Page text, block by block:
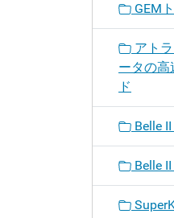
GEM
アト
ータの高
ド
Belle
Belle